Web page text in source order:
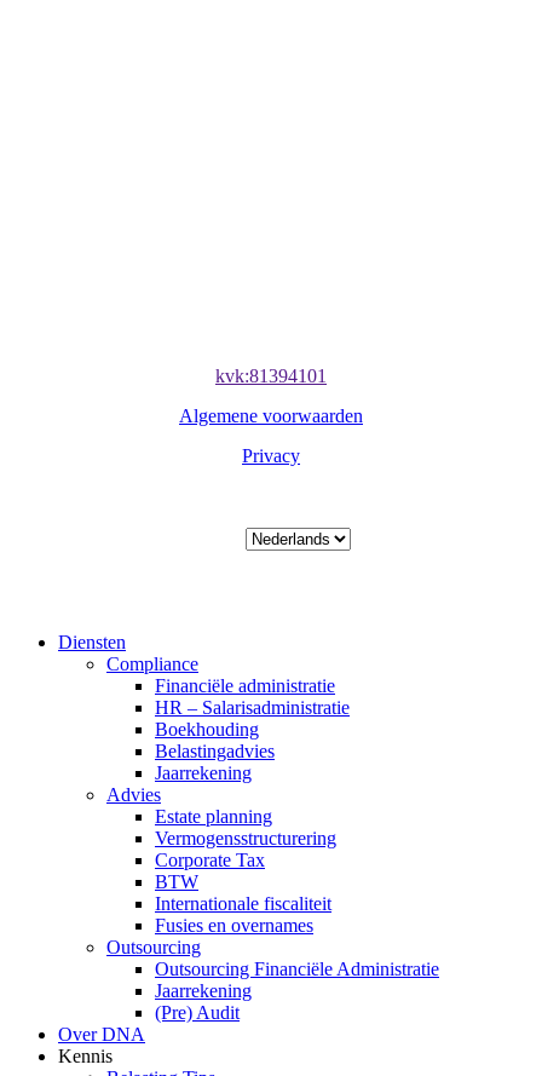
kvk:81394101
Algemene voorwaarden
Privacy
Kies
Close
Diensten
Compliance
Financiële administratie
HR – Salarisadministratie
Boekhouding
Belastingadvies
Jaarrekening
Advies
Estate planning
Vermogensstructurering
Corporate Tax
BTW
Internationale fiscaliteit
Fusies en overnames
Outsourcing
Outsourcing Financiële Administratie
Jaarrekening
(Pre) Audit
Over DNA
Kennis